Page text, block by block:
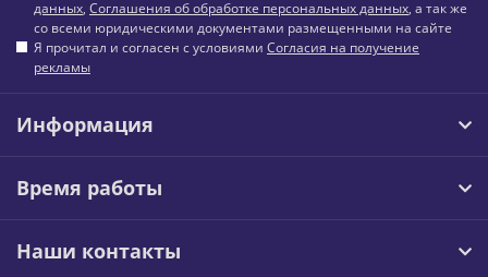
данных, Соглашения об обработке персональных данных, а так же
со всеми юридическими документами размещенными на сайте
Я прочитал и согласен с условиями Согласия на получение
рекламы
Информация
Время работы
Наши контакты